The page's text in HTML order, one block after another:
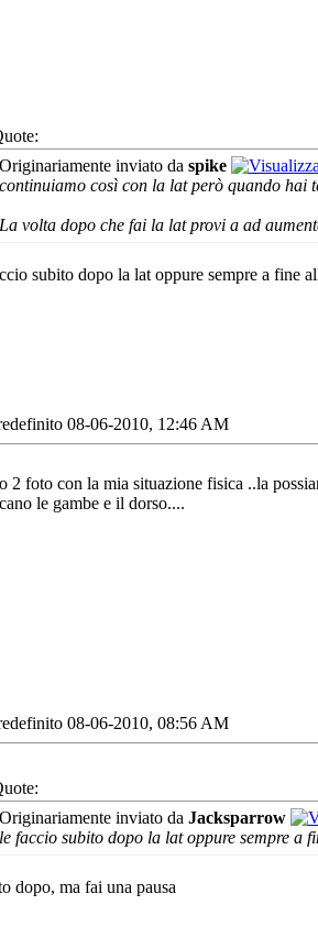
Originariamente inviato da spike
continuiamo così con la lat però quando
La volta dopo che fai la lat provi a ad
subito dopo la lat oppure sempre a fine
08-06-2010, 12:46 AM
2 foto con la mia situazione fisica ..la
le gambe e il dorso....
08-06-2010, 08:56 AM
Originariamente inviato da Jacksparrow
le faccio subito dopo la lat oppure sempre a
dopo, ma fai una pausa